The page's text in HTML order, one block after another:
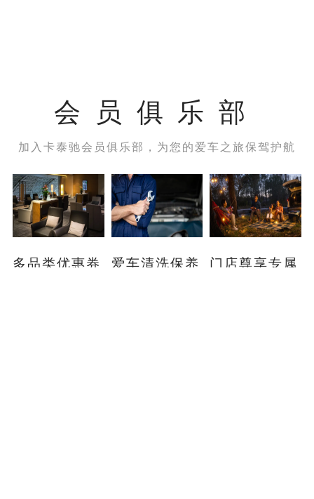
会员俱乐部
加入卡泰驰会员俱乐部，为您的爱车之旅保驾护航
多品类优惠券
爱车清洗保养
门店尊享专属